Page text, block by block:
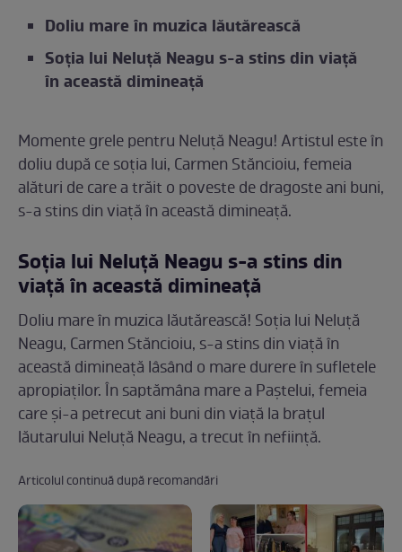
Doliu mare în muzica lăutărească
Soția lui Neluță Neagu s-a stins din viață
în această dimineață
Momente grele pentru Neluță Neagu! Artistul este în
doliu după ce soția lui, Carmen Stăncioiu, femeia
alături de care a trăit o poveste de dragoste ani buni,
s-a stins din viață în această dimineață.
Soția lui Neluță Neagu s-a stins din
viață în această dimineață
Doliu mare în muzica lăutărească! Soția lui Neluță
Neagu, Carmen Stăncioiu, s-a stins din viață în
această dimineață lâsând o mare durere în sufletele
apropiaților. În saptămâna mare a Paștelui, femeia
care și-a petrecut ani buni din viață la brațul
lăutarului Neluță Neagu, a trecut în neființă.
Articolul continuă după recomandări